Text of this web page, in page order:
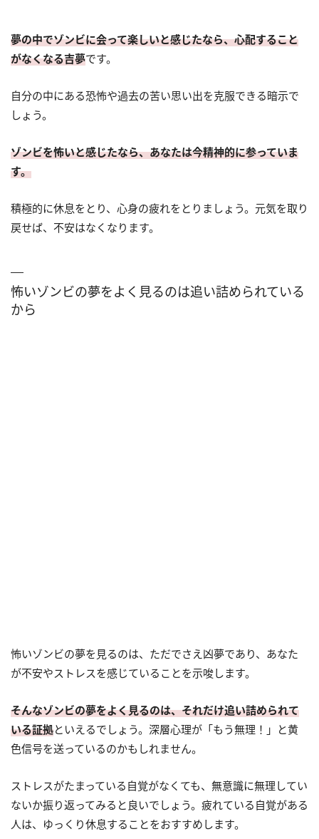
夢の中でゾンビに会って楽しいと感じたなら、心配すること
がなくなる吉夢です。
自分の中にある恐怖や過去の苦い思い出を克服できる暗示で
しょう。
ゾンビを怖いと感じたなら、あなたは今精神的に参っていま
す。
積極的に休息をとり、心身の疲れをとりましょう。元気を取り
戻せば、不安はなくなります。
怖いゾンビの夢をよく見るのは追い詰められている
から
怖いゾンビの夢を見るのは、ただでさえ凶夢であり、あなた
が不安やストレスを感じていることを示唆します。
そんなゾンビの夢をよく見るのは、それだけ追い詰められて
いる証拠といえるでしょう。深層心理が「もう無理！」と黄
色信号を送っているのかもしれません。
ストレスがたまっている自覚がなくても、無意識に無理してい
ないか振り返ってみると良いでしょう。疲れている自覚がある
人は、ゆっくり休息することをおすすめします。